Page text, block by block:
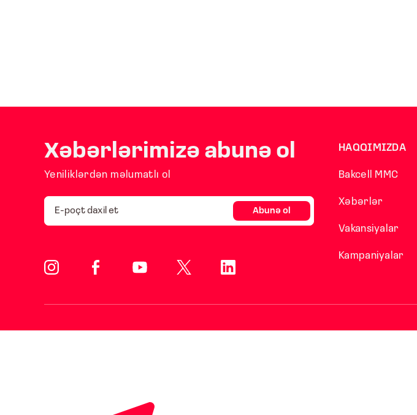
Xəbərlərimizə abunə ol
Yeniliklərdən məlumatlı ol
Abunə ol
HAQQIMIZDA
Bakcell MMC
Xəbərlər
Vakansiyalar
Kampaniyalar